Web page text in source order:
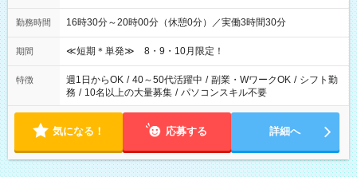
勤務時間 16時30分～20時00分（休憩0分）／実働3時間30分
期間 ≪短期＊単発≫ 8・9・10月限定！
特徴 週1日からOK / 40～50代活躍中 / 副業・WワークOK / シフト勤
務 / 10名以上の大量募集 / パソコンスキル不要
気になる！ 応募する 詳細へ